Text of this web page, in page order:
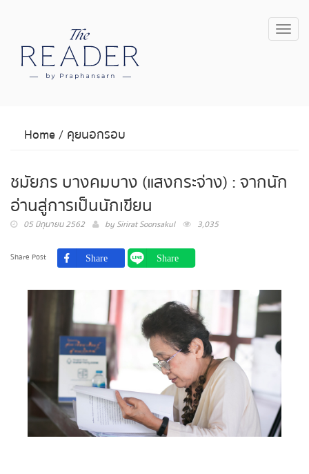
Home/ คุยนอกรอบ
ชมัยภร บางคมบาง (แสงกระจ่าง) : จากนัก
อ่านสู่การเป็นนักเขียน
05 มิถุนายน 2562 by Sirirat Soonsakul 3,035
Share Post